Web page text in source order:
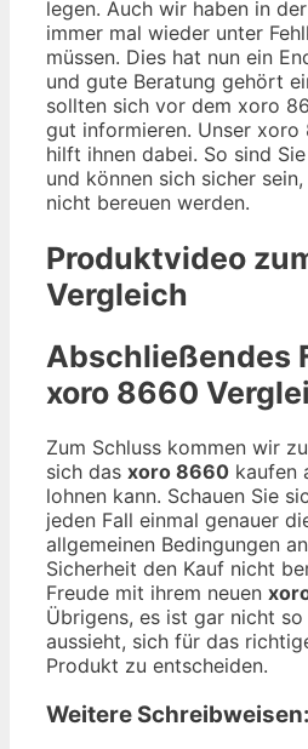
legen. Auch wir haben in
immer mal wieder unter
müssen. Dies hat nun ein
und gute Beratung gehört
sollten sich vor dem xoro
gut informieren. Unser
hilft ihnen dabei. So sind
und können sich sicher
nicht bereuen werden.
Produktvideo
Vergleich
Abschließendes
xoro 8660
Zum Schluss kommen wir
sich das xoro 8660 kaufen
lohnen kann. Schauen Sie
jeden Fall einmal genauer
allgemeinen Bedingungen
Sicherheit den Kauf nicht
Freude mit ihrem neuen
Übrigens, es ist gar nicht
aussieht, sich für das
Produkt zu entscheiden.
Weitere Schreibweisen: